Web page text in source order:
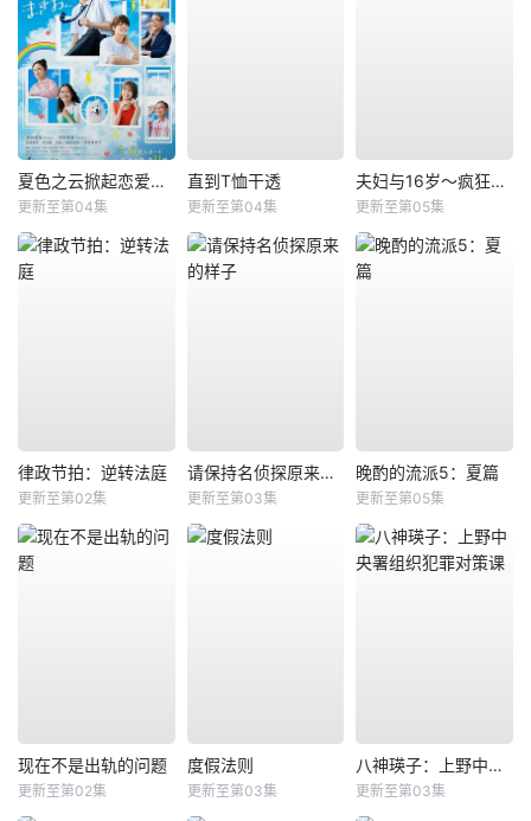
夏色之云掀起恋爱与风暴
更新至第04集
直到T恤干透
更新至第04集
夫妇与16岁～疯狂的邻居～
更新至第05集
律政节拍：逆转法庭
更新至第02集
请保持名侦探原来的样子
更新至第03集
晚酌的流派5：夏篇
更新至第05集
现在不是出轨的问题
更新至第02集
度假法则
更新至第03集
八神瑛子：上野中央署组织犯罪对策课
更新至第03集